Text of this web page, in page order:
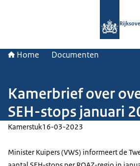
Home Documenten
Kamerbrief over
SEH-stops januari
Kamerstuk16-03-2023
Minister Kuipers (VWS) informeert de